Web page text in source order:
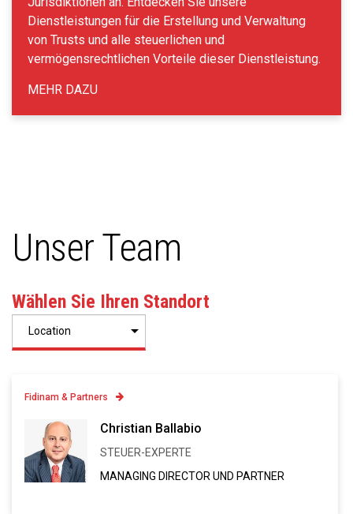
Dienstleistungen für die Erstellung und Verwaltung
von Trusts und alle steuerlichen und
vermögensrechtlichen Vorteile dieser Dienstleistung.
MEHR DAZU
Unser Team
Wählen Sie Ihren Standort
Fidinam & Partners
Christian Ballabio
STEUER-EXPERTE
MANAGING DIRECTOR UND PARTNER